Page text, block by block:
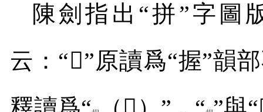
陳劍指出“拼”字圖
云：“𢵣”原讀爲“握”韻